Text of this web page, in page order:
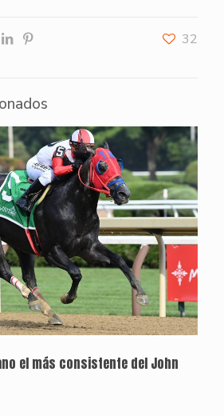
32
el más consistente del John